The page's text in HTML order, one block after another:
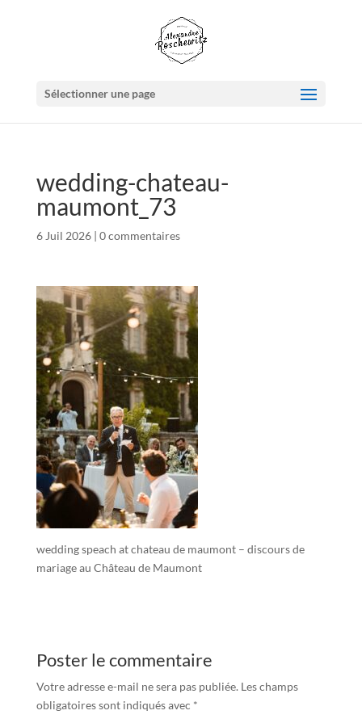
Sélectionner une page
wedding-chateau-
maumont_73
6 Juil 2026| 0 commentaires
wedding speach at chateau de maumont – discours de
mariage au Château de Maumont
Poster le commentaire
Votre adresse e-mail ne sera pas publiée. Les champs
obligatoires sont indiqués avec *